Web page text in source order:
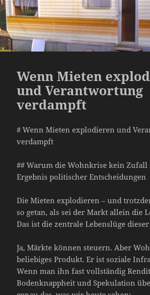
Wenn Mieten
und Verantwortung
verdampft
# Wenn Mieten explodieren und
verdampft
## Warum die Wohnkrise kein Zufall
Ergebnis politischer Entscheidungen
Die Mieten explodieren – und
so getan, als sei der Markt allein die
Das ist die zentrale Lebenslüge dieser
Ja, Märkte können steuern. Aber
beliebiges Produkt. Er ist soziale
Wenn man ihn fast vollständig
Bodenknappheit und Spekulation